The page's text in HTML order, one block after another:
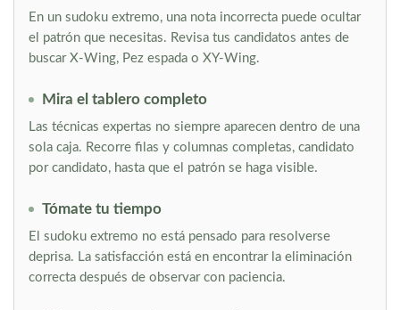
En un sudoku extremo, una nota incorrecta puede ocultar
el patrón que necesitas. Revisa tus candidatos antes de
buscar X-Wing, Pez espada o XY-Wing.
Mira el tablero completo
Las técnicas expertas no siempre aparecen dentro de una
sola caja. Recorre filas y columnas completas, candidato
por candidato, hasta que el patrón se haga visible.
Tómate tu tiempo
El sudoku extremo no está pensado para resolverse
deprisa. La satisfacción está en encontrar la eliminación
correcta después de observar con paciencia.